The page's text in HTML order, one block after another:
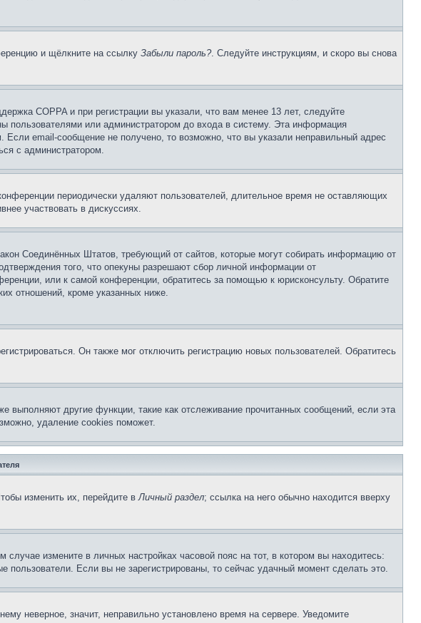
и щёлкните на ссылку Забыли пароль?. Следуйте инструкциям, и скоро вы снова
COPPA и при регистрации вы указали, что вам менее 13 лет, следуйте
пользователями или администратором до входа в систему. Эта информация
email-сообщение не получено, то возможно, что вы указали неправильный адрес
с администратором.
периодически удаляют пользователей, длительное время не оставляющих
участвовать в дискуссиях.
Соединённых Штатов, требующий от сайтов, которые могут собирать информацию от
того, что опекуны разрешают сбор личной информации от
или к самой конференции, обратитесь за помощью к юрисконсульту. Обратите
отношений, кроме указанных ниже.
Он также мог отключить регистрацию новых пользователей. Обратитесь
выполняют другие функции, такие как отслеживание прочитанных сообщений, если эта
удаление cookies поможет.
изменить их, перейдите вЛичный раздел; ссылка на него обычно находится вверху
измените в личных настройках часовой пояс на тот, в котором вы находитесь:
пользователи. Если вы не зарегистрированы, то сейчас удачный момент сделать это.
неверное, значит, неправильно установлено время на сервере. Уведомите